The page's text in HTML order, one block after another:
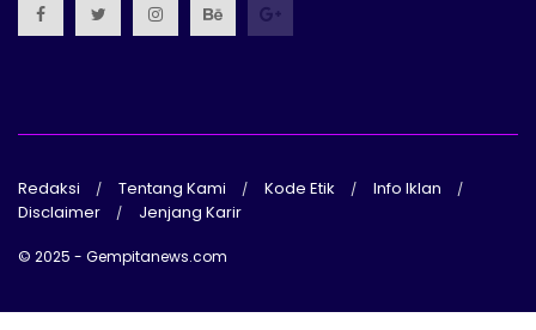
Redaksi Tentang Kami Kode Etik
Info Iklan
Disclaimer
Jenjang Karir
© 2025 - Gempitanews.com